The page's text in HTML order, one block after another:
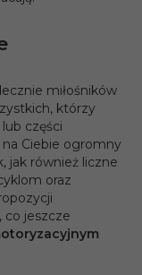
miłośników
którzy
części
Ciebie ogromny
jak również liczne
oraz
co jeszcze